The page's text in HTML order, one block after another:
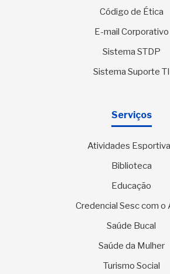
Código de Ética
E-mail Corporativo
Sistema STDP
Sistema Suporte TI
Serviços
Atividades
Biblioteca
Educação
Credencial Sesc com o
Saúde Bucal
Saúde da Mulher
Turismo Social